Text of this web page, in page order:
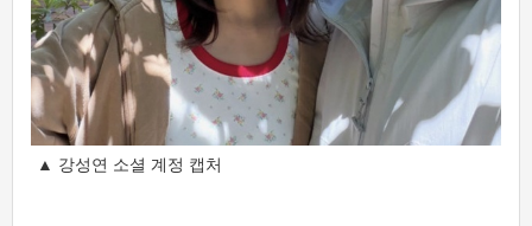
▲ 강성연 소셜 계정 캡처